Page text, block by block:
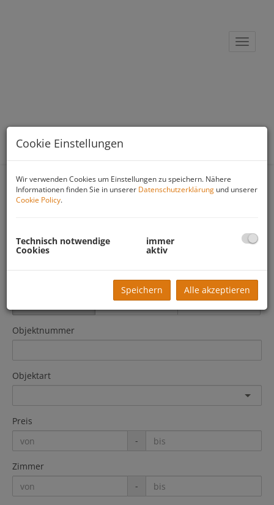
Immobiliensuche
Miete Kauf
Objektnummer
Objektart
Preis
-
Zimmer
-
Cookie Einstellungen
Wir verwenden Cookies um Einstellungen zu speichern. Nähere
Informationen finden Sie in unserer Datenschutzerklärung und unserer
Cookie Policy.
Technisch notwendige
Cookies
immer
aktiv
Speichern Alle akzeptieren